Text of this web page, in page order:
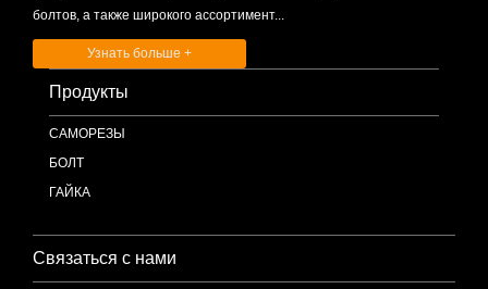
болтов, а также широкого ассортимент...
Узнать больше +
Продукты
САМОРЕЗЫ
БОЛТ
ГАЙКА
Связаться с нами